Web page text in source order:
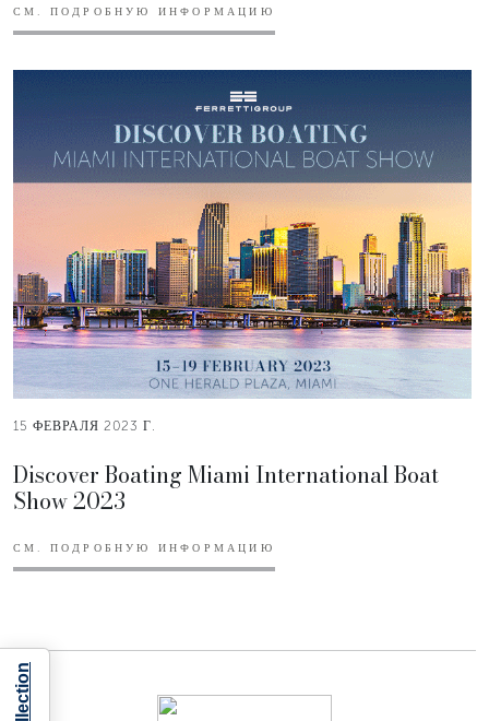
СМ. ПОДРОБНУЮ ИНФОРМАЦИЮ
15 ФЕВРАЛЯ 2023 Г.
Discover Boating Miami International Boat
Show 2023
СМ. ПОДРОБНУЮ ИНФОРМАЦИЮ